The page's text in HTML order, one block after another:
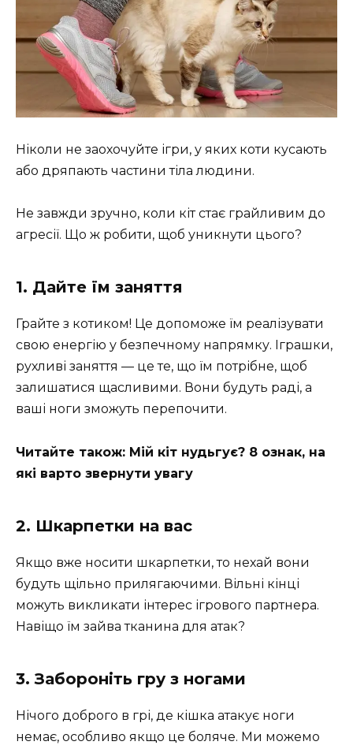
Ніколи не заохочуйте ігри, у яких коти кусають
або дряпають частини тіла людини.
Не завжди зручно, коли кіт стає грайливим до
агресії. Що ж робити, щоб уникнути цього?
1. Дайте їм заняття
Грайте з котиком! Це допоможе їм реалізувати
свою енергію у безпечному напрямку. Іграшки,
рухливі заняття — це те, що їм потрібне, щоб
залишатися щасливими. Вони будуть раді, а
ваші ноги зможуть перепочити.
Читайте також: Мій кіт нудьгує? 8 ознак, на
які варто звернути увагу
2. Шкарпетки на вас
Якщо вже носити шкарпетки, то нехай вони
будуть щільно прилягаючими. Вільні кінці
можуть викликати інтерес ігрового партнера.
Навіщо їм зайва тканина для атак?
3. Забороніть гру з ногами
Нічого доброго в грі, де кішка атакує ноги
немає, особливо якщо це боляче. Ми можемо